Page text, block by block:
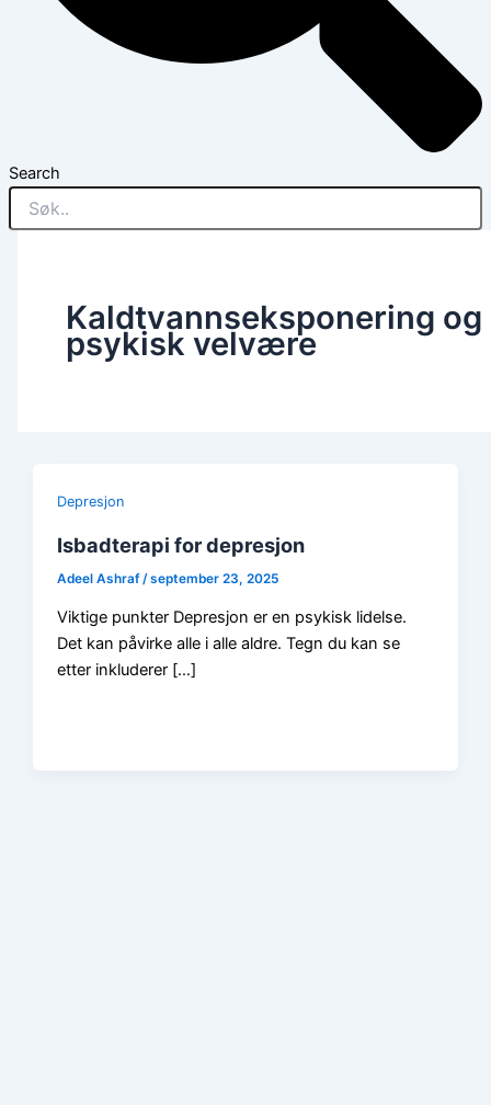
Search
Kaldtvannseksponering og
psykisk velvære
Depresjon
Isbadterapi for depresjon
Adeel Ashraf /september 23, 2025
Viktige punkter Depresjon er en psykisk lidelse.
Det kan påvirke alle i alle aldre. Tegn du kan se
etter inkluderer […]